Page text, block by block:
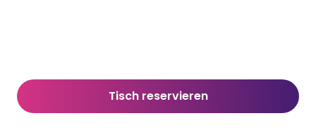
Tisch reservieren